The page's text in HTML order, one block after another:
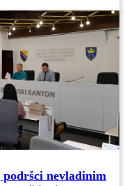
nevladinim